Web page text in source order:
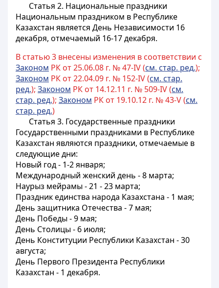
Статья 2. Национальные праздники
Национальным праздником в Республике
Казахстан является День Независимости 16
декабря, отмечаемый 16-17 декабря.
В статью 3 внесены изменения в соответствии с
Законом РК от 25.06.08 г. № 47-IV (см. стар. ред.);
Законом РК от 22.04.09 г. № 152-IV (см. стар.
ред.); Законом РК от 14.12.11 г. № 509-IV (см.
стар. ред.); Законом РК от 19.10.12 г. № 43-V (см.
стар. ред.)
Статья 3. Государственные праздники
Государственными праздниками в Республике
Казахстан являются праздники, отмечаемые в
следующие дни:
Новый год - 1-2 января;
Международный женский день - 8 марта;
Наурыз мейрамы - 21 - 23 марта;
Праздник единства народа Казахстана - 1 мая;
День защитника Отечества - 7 мая;
День Победы - 9 мая;
День Столицы - 6 июля;
День Конституции Республики Казахстан - 30
августа;
День Первого Президента Республики
Казахстан - 1 декабря.